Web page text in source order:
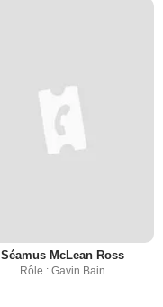
Séamus McLean Ross
Rôle : Gavin Bain